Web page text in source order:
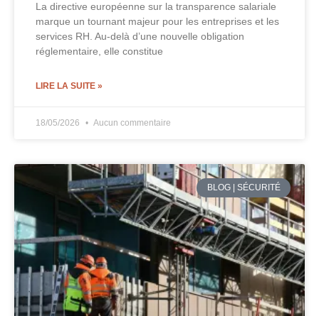
La directive européenne sur la transparence salariale
marque un tournant majeur pour les entreprises et les
services RH. Au-delà d’une nouvelle obligation
réglementaire, elle constitue
LIRE LA SUITE »
18/05/2026 Aucun commentaire
BLOG | SÉCURITÉ